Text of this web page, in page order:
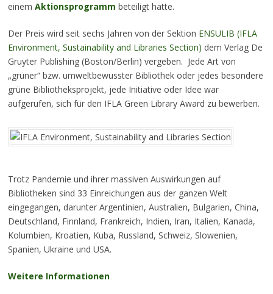
einem Aktionsprogramm beteiligt hatte.
Der Preis wird seit sechs Jahren von der Sektion ENSULIB (IFLA
Environment, Sustainability and Libraries Section) dem Verlag De
Gruyter Publishing (Boston/Berlin) vergeben. Jede Art von
„grüner“ bzw. umweltbewusster Bibliothek oder jedes besondere
grüne Bibliotheksprojekt, jede Initiative oder Idee war
aufgerufen, sich für den IFLA Green Library Award zu bewerben.
Trotz Pandemie und ihrer massiven Auswirkungen auf
Bibliotheken sind 33 Einreichungen aus der ganzen Welt
eingegangen, darunter Argentinien, Australien, Bulgarien, China,
Deutschland, Finnland, Frankreich, Indien, Iran, Italien, Kanada,
Kolumbien, Kroatien, Kuba, Russland, Schweiz, Slowenien,
Spanien, Ukraine und USA.
Weitere Informationen